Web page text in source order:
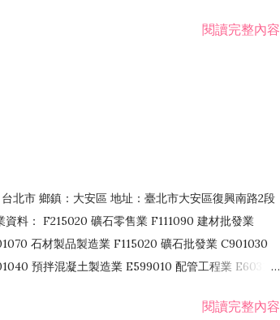
酒類輸入業
閱讀完整內容
北市 鄉鎮：大安區 地址：臺北市大安區復興南路2段
料： F215020 礦石零售業 F111090 建材批發業
石材製品製造業 F115020 礦石批發業 C901030
預拌混凝土製造業 E599010 配管工程業 E603110
日常用品批發業 F108031 醫療器材批發業閱讀完整內容